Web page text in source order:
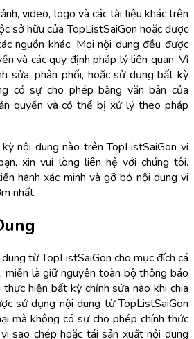
video, logo và các tài liệu khác trên
sở hữu của TopListSaiGon hoặc được
nguồn khác. Mọi nội dung đều được
và các quy định pháp lý liên quan. Vì
sửa, phân phối, hoặc sử dụng bất kỳ
có sự cho phép bằng văn bản của
quyền và có thể bị xử lý theo pháp
nội dung nào trên TopListSaiGon vi
xin vui lòng liên hệ với chúng tôi.
hành xác minh và gỡ bỏ nội dung vi
nhất.
từ TopListSaiGon cho mục đích cá
miễn là giữ nguyên toàn bộ thông báo
hiện bất kỳ chỉnh sửa nào khi chia
sử dụng nội dung từ TopListSaiGon
mà không có sự cho phép chính thức
sao chép hoặc tái sản xuất nội dung